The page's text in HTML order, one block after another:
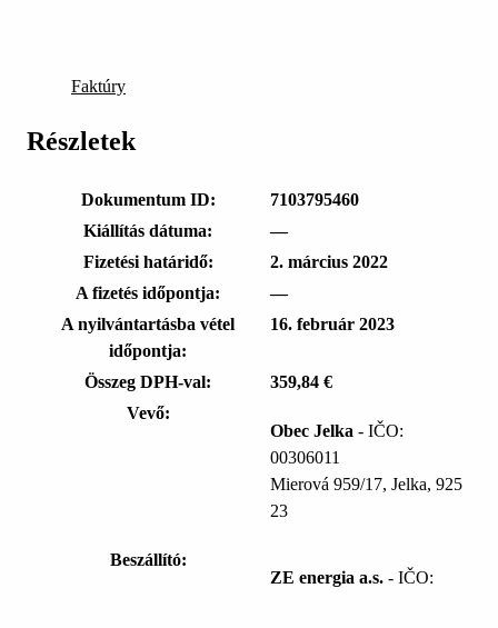
Faktúry
Részletek
Dokumentum ID:
7103795460
Kiállítás dátuma:
—
Fizetési határidő:
2. március 2022
A fizetés időpontja:
—
A nyilvántartásba vétel
időpontja:
16. február 2023
Összeg DPH-val:
359,84 €
Vevő:
Obec Jelka - IČO:
00306011
Mierová 959/17, Jelka, 925
23
Beszállító:
ZE energia a.s. - IČO: